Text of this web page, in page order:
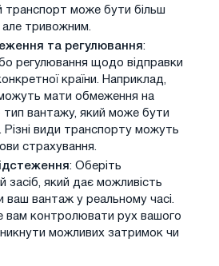
транспорт може бути більш
але тривожним.
та регулювання:
регулювання щодо відправки
країни. Наприклад,
можуть мати обмеження на
тип вантажу, який може бути
Різні види транспорту можуть
страхування.
: Оберіть
засіб, який дає можливість
ваш вантаж у реальному часі.
вам контролювати рух вашого
можливих затримок чи